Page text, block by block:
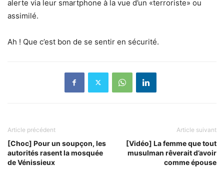
alerte via leur smartphone à la vue d’un «terroriste» ou
assimilé.
Ah ! Que c’est bon de se sentir en sécurité.
Article précédent
[Choc] Pour un soupçon, les
autorités rasent la mosquée
de Vénissieux
Article suivant
[Vidéo] La femme que tout
musulman rêverait d’avoir
comme épouse